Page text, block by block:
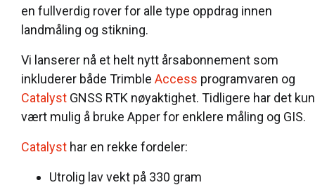
en fullverdig rover for alle type oppdrag innen
landmåling og stikning.
Vi lanserer nå et helt nytt årsabonnement som
inkluderer både Trimble Access programvaren og
Catalyst GNSS RTK nøyaktighet. Tidligere har det kun
vært mulig å bruke Apper for enklere måling og GIS.
Catalyst har en rekke fordeler:
Utrolig lav vekt på 330 gram